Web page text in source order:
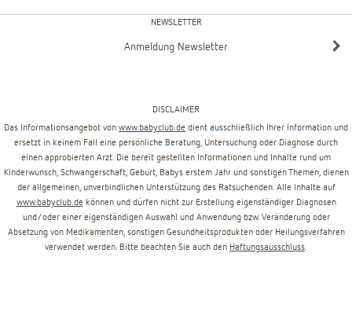
NEWSLETTER
Anmeldung Newsletter
DISCLAIMER
Das Informationsangebot von www.babyclub.de dient ausschließlich Ihrer Information und
ersetzt in keinem Fall eine persönliche Beratung, Untersuchung oder Diagnose durch
einen approbierten Arzt. Die bereit gestellten Informationen und Inhalte rund um
Kinderwunsch, Schwangerschaft, Geburt, Babys erstem Jahr und sonstigen Themen, dienen
der allgemeinen, unverbindlichen Unterstützung des Ratsuchenden. Alle Inhalte auf
www.babyclub.de können und dürfen nicht zur Erstellung eigenständiger Diagnosen
und/oder einer eigenständigen Auswahl und Anwendung bzw. Veränderung oder
Absetzung von Medikamenten, sonstigen Gesundheitsprodukten oder Heilungsverfahren
verwendet werden. Bitte beachten Sie auch den Haftungsausschluss.